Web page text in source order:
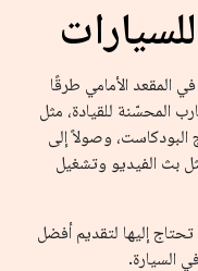
المقعد الأمامي طرقًا
المحسّنة للقيادة، مثل
البودكاست، وصولاً إلى
بث الفيديو وتشغيل
إليها لتقديم أفضل
السيارة.